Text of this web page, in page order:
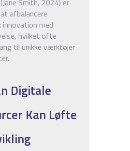
afbalancere
med
hvilket ofte
til unikke værktøjer
Digitale
Kan Løfte